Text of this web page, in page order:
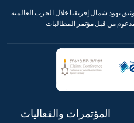
يهود شمال إفريقيا خلال الحرب العالمية
مدعوم من قبل مؤتمر المطالبات
المؤتمرات والفعاليات